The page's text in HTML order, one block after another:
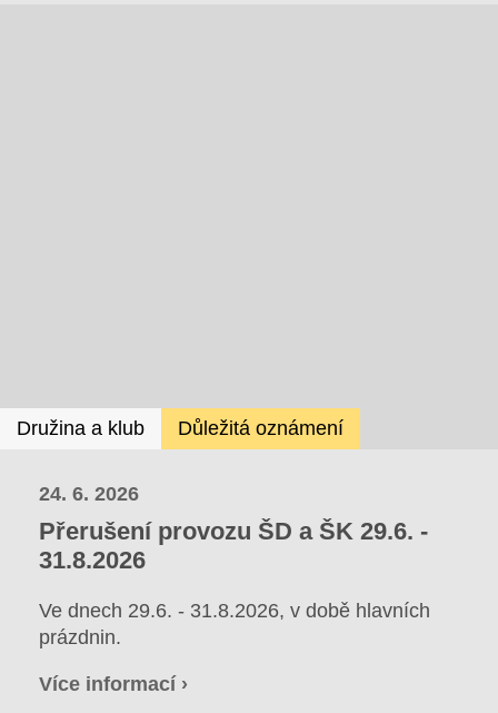
Družina a klub Důležitá oznámení
24. 6. 2026
Přerušení provozu ŠD a ŠK 29.6. -
31.8.2026
Ve dnech 29.6. - 31.8.2026, v době hlavních
prázdnin.
Více informací ›